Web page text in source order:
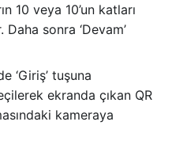
10 veya 10’un katları
sonra ‘Devam’
‘Giriş’ tuşuna
ekranda çıkan QR
kameraya